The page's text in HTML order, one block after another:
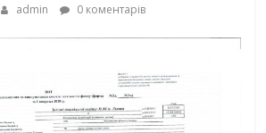
admin 0 коментарів